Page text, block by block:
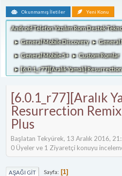
Okunmamış İletiler Yeni Konu
Android Telefon Yazılım Rom Destek
► General Mobile Discovery ► General
► General Mobile 5+ ► Custom Romlar
► [6.0.1_r77][Aralık Yamalı]
[6.0.1_r77][Aralık
Resurrection
Plus
Başlatan Tekyürek, 13 Aralık 2016,
0 Üyeler ve 1 Ziyaretçi konuyu
AŞAĞI GIT Sayfa 1